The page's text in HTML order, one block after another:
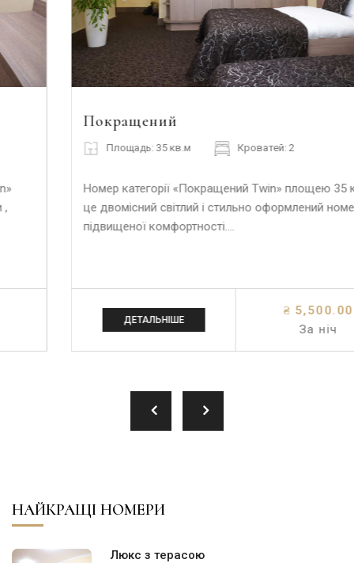
Покращений
Площадь: 35 кв.м Кроватей: 2
Номер категорії «Покращений Twin» площею 35 кв.м –
це двомісний світлий і стильно оформлений номер
підвищеної комфортності.…
ДЕТАЛЬНІШЕ
₴ 5,500.00
НАЙКРАЩІ НОМЕРИ
Люкс з терасою